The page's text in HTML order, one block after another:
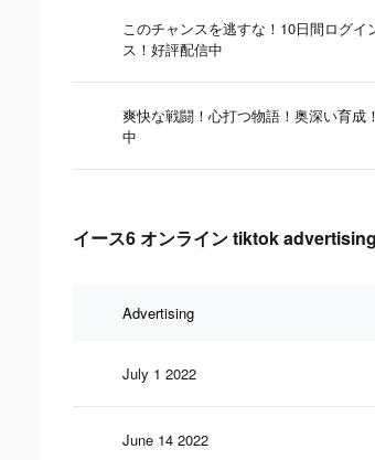
このチャンスを逃すな！10日間ログイ
ス！好評配信中
爽快な戦闘！心打つ物語！奥深い育成
中
イース6 オンライン tiktok
Advertising
July 1 2022
June 14 2022